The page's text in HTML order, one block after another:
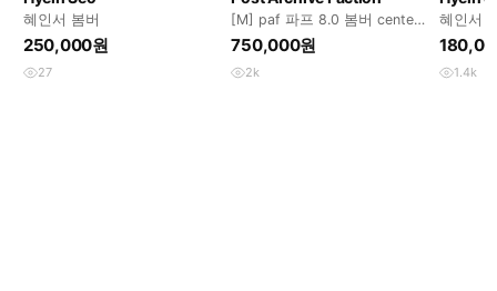
혜인서 봄버
250,000원
27
[M] paf 파프 8.0 봄버 center
charcoal
750,000원
2k
혜인서
1.4k